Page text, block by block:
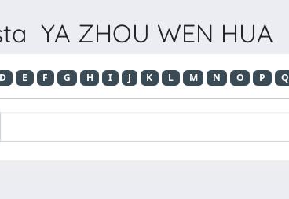
YA ZHOU WEN HUA
D E F G H I J K L M N O P Q